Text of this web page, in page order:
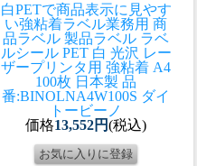
白PETで商品表示に見やす
い強粘着ラベル業務用 商
品ラベル 製品ラベル ラベ
ルシール PET 白 光沢 レー
ザープリンタ用 強粘着 A4
100枚 日本製 品
番:BINOLNA4W100S ダイ
トービーノ
価格13,552円(税込)